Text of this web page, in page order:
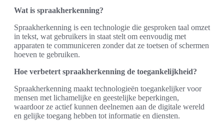
Wat is spraakherkenning?
Spraakherkenning is een technologie die gesproken taal omzet
in tekst, wat gebruikers in staat stelt om eenvoudig met
apparaten te communiceren zonder dat ze toetsen of schermen
hoeven te gebruiken.
Hoe verbetert spraakherkenning de toegankelijkheid?
Spraakherkenning maakt technologieën toegankelijker voor
mensen met lichamelijke en geestelijke beperkingen,
waardoor ze actief kunnen deelnemen aan de digitale wereld
en gelijke toegang hebben tot informatie en diensten.